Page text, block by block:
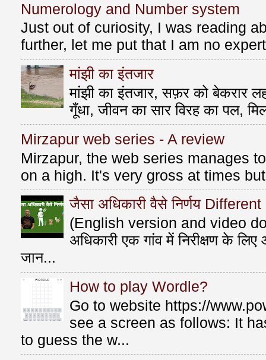
Numerology and Number system
Just out of curiosity, I was reading
further, let me put that I am no
मांझी का इंतजार
मांझी का इंतजार, सफ़र को बेकरार
गूँधा, जीवन का सार विरह का पल,
Mirzapur web series - A review
Mirzapur, the web series manages
on a high. It's very gross at times
जैसा अधिकारी वैसे निर्णय
(English version and video
अधिकारी एक गांव में निरीक्षण के
जान...
How to play Wordle?
Go to website https://
see a screen as follows: It
to guess the w...